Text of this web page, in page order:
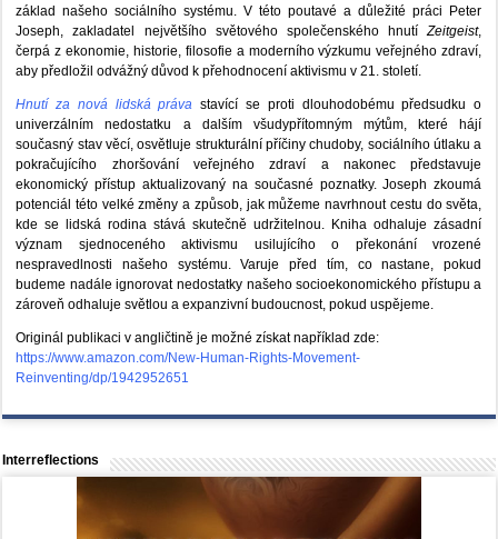
základ našeho sociálního systému. V této poutavé a důležité práci Peter
Joseph, zakladatel největšího světového společenského hnutíZeitgeist,
čerpá z ekonomie, historie, filosofie a moderního výzkumu veřejného zdraví,
aby předložil odvážný důvod k přehodnocení aktivismu v 21. století.
Hnutí za nová lidská práva stavící se proti dlouhodobému předsudku o
univerzálním nedostatku a dalším všudypřítomným mýtům, které hájí
současný stav věcí, osvětluje strukturální příčiny chudoby, sociálního útlaku a
pokračujícího zhoršování veřejného zdraví a nakonec představuje
ekonomický přístup aktualizovaný na současné poznatky. Joseph zkoumá
potenciál této velké změny a způsob, jak můžeme navrhnout cestu do světa,
kde se lidská rodina stává skutečně udržitelnou. Kniha odhaluje zásadní
význam sjednoceného aktivismu usilujícího o překonání vrozené
nespravedlnosti našeho systému. Varuje před tím, co nastane, pokud
budeme nadále ignorovat nedostatky našeho socioekonomického přístupu a
zároveň odhaluje světlou a expanzivní budoucnost, pokud uspějeme.
Originál publikaci v angličtině je možné získat například zde:
https://www.amazon.com/New-Human-Rights-Movement-
Reinventing/dp/1942952651
Interreflections